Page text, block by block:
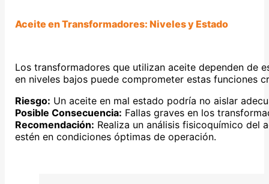
Aceite en Transformadores: Niveles y Estado
Los transformadores que utilizan aceite dependen de
en niveles bajos puede comprometer estas funciones
Riesgo: Un aceite en mal estado podría no aislar
Posible Consecuencia: Fallas graves en los
Recomendación: Realiza un análisis fisicoquímico del
estén en condiciones óptimas de operación.